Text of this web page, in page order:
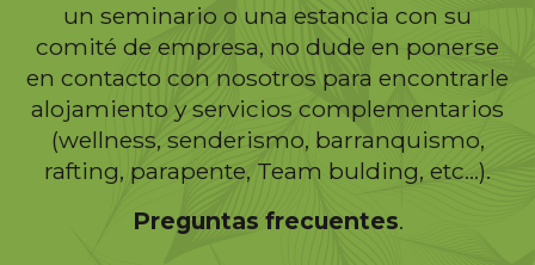
un seminario o una estancia con su
comité de empresa, no dude en ponerse
en contacto con nosotros para encontrarle
alojamiento y servicios complementarios
(wellness, senderismo, barranquismo,
rafting, parapente, Team bulding, etc…).
Preguntas frecuentes.